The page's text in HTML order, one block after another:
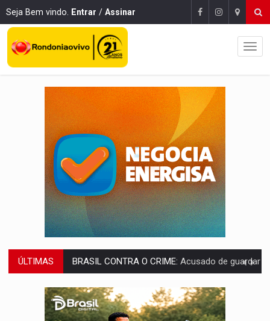
Seja Bem vindo. Entrar / Assinar
ÚLTIMAS TRAGÉDIA:Sobe para cinco o número de mortos em colisão entre carreta e
TRANSPORTE DE ARROZ: MPF assegura cumprimento da legislação sobre
DEEPFAKE:Sancionada lei contra violência sexual infantil na